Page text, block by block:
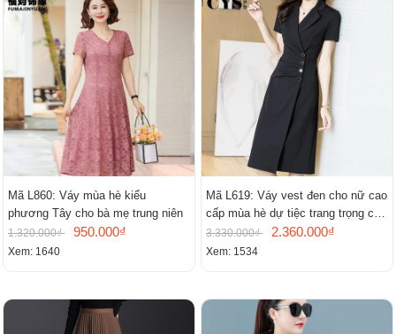
Mã L860: Váy mùa hè kiểu
phương Tây cho bà mẹ trung niên
1.320.000₫ 950.000₫
Xem: 1640
Mã L619: Váy vest đen cho nữ cao
cấp mùa hè dự tiệc trang trọng cao
cấp
3.330.000₫ 2.360.000₫
Xem: 1534